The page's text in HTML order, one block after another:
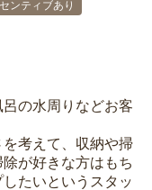
ンティブあり
の水周りなどお客
考えて、収納や掃
が好きな方はもち
たいというスタッ